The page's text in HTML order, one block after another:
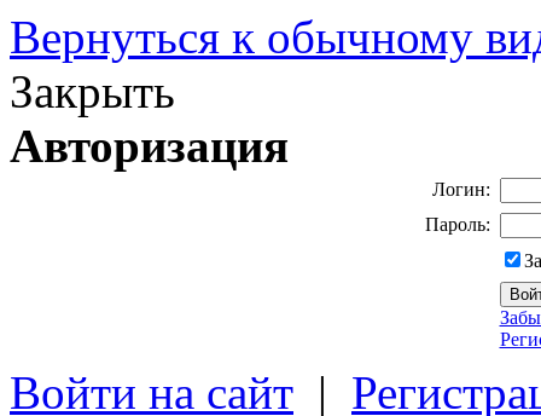
Вернуться к обычному
Закрыть
Авторизация
Логин:
Пароль:
Войти на сайт |